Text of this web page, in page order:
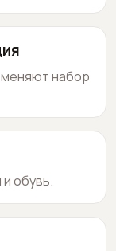
набор
обувь.